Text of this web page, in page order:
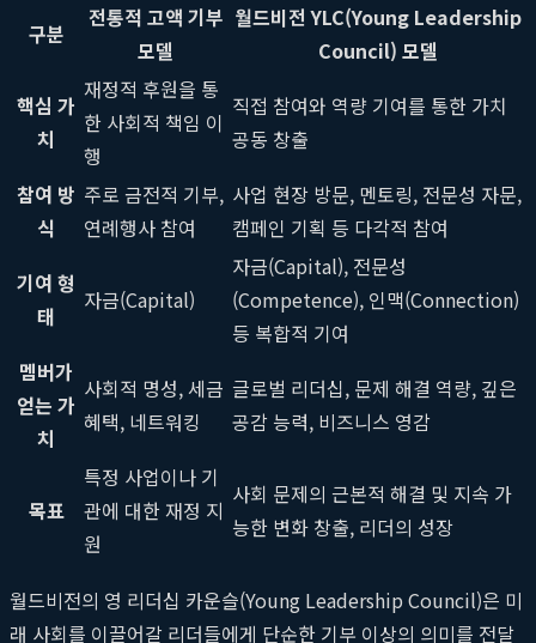
구분
전통적 고액 기부
모델
월드비전 YLC(Young Leadership
Council) 모델
핵심 가
치
재정적 후원을 통
한 사회적 책임 이
행
직접 참여와 역량 기여를 통한 가치
공동 창출
참여 방
식
주로 금전적 기부,
연례행사 참여
사업 현장 방문, 멘토링, 전문성 자문,
캠페인 기획 등 다각적 참여
기여 형
태
자금(Capital)
자금(Capital), 전문성
(Competence), 인맥(Connection)
등 복합적 기여
멤버가
얻는 가
치
사회적 명성, 세금
혜택, 네트워킹
글로벌 리더십, 문제 해결 역량, 깊은
공감 능력, 비즈니스 영감
목표
특정 사업이나 기
관에 대한 재정 지
원
사회 문제의 근본적 해결 및 지속 가
능한 변화 창출, 리더의 성장
월드비전의 영 리더십 카운슬(Young Leadership Council)은 미
래 사회를 이끌어갈 리더들에게 단순한 기부 이상의 의미를 전달